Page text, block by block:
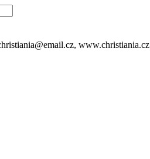
www.christiania.cz